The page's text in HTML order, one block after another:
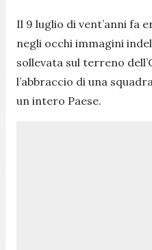
Il 9 luglio di vent’anni fa
negli occhi immagini
sollevata sul terreno
l’abbraccio di una
un intero Paese.